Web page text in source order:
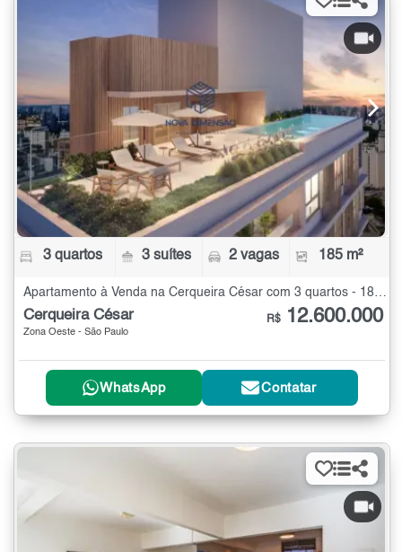
3 quartos 3 suítes 2 vagas 185 m²
Apartamento à Venda na Cerqueira César com 3 quartos - 185 m²
Cerqueira César
Zona Oeste - São Paulo
R$ 12.600.000
WhatsApp Contatar